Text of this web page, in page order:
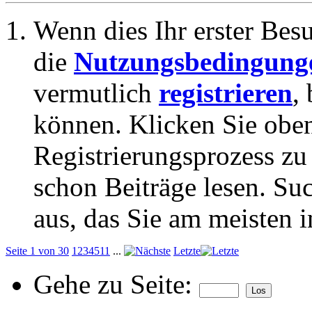
Wenn dies Ihr erster
die
vermutlich registrieren,
können. Klicken Sie
Registrierungsprozess
schon Beiträge lesen.
aus, das Sie am meisten
Seite 1 von 30 1 234511 ... Letzte
Gehe zu Seite: